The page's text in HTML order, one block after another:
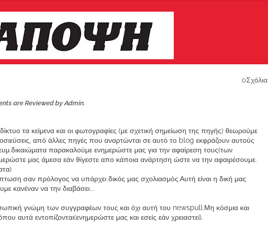
0Σχόλια
are Reviewed by Admin.
τα κείμενα και οι φωτογραφίες (με σχετική σημείωση της πηγής) θεωρούμε
από άλλες πηγές που αναρτώνται σε αυτό το blog εκφράζουν αυτούς
παρακαλούμε ενημερώστε μας για την αφαίρεση τους(των
μας άμεσα εάν θίγεστε απο κάποια ανάρτηση ώστε να την αφαιρέσουμε.
σαν πρόλογος να υπάρχει δικός μας σχολιασμός.Αυτή είναι η δική μας
κανέναν να την διαβάσει...
γνώμη των συγγραφέων τους και όχι αυτή του newspull.Μη κόσμια και
αυτά εντοπίζονται(ενημερώστε μας και εσείς εάν χρειαστεί).